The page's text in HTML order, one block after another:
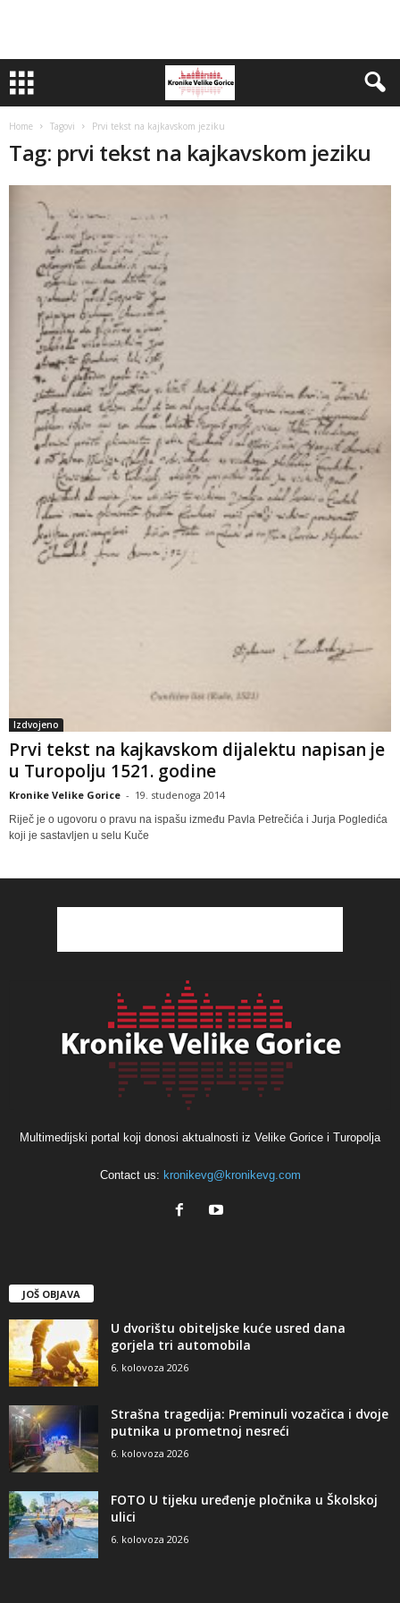
Home Tagovi Prvi tekst na kajkavskom jeziku
Tag: prvi tekst na kajkavskom jeziku
Izdvojeno
Prvi tekst na kajkavskom dijalektu napisan je
u Turopolju 1521. godine
Kronike Velike Gorice - 19. studenoga 2014
Riječ je o ugovoru o pravu na ispašu između Pavla Petrečića i Jurja Pogledića
koji je sastavljen u selu Kuče
Multimedijski portal koji donosi aktualnosti iz Velike Gorice i Turopolja
Contact us: kronikevg@kronikevg.com
JOŠ OBJAVA
U dvorištu obiteljske kuće usred dana
gorjela tri automobila
6. kolovoza 2026
Strašna tragedija: Preminuli vozačica i dvoje
putnika u prometnoj nesreći
6. kolovoza 2026
FOTO U tijeku uređenje pločnika u Školskoj
ulici
6. kolovoza 2026